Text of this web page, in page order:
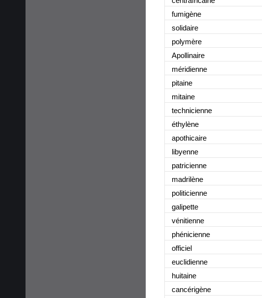
fumigène
solidaire
polymère
Apollinaire
méridienne
pitaine
mitaine
technicienne
éthylène
apothicaire
libyenne
patricienne
madrilène
politicienne
galipette
vénitienne
phénicienne
officiel
euclidienne
huitaine
cancérigène